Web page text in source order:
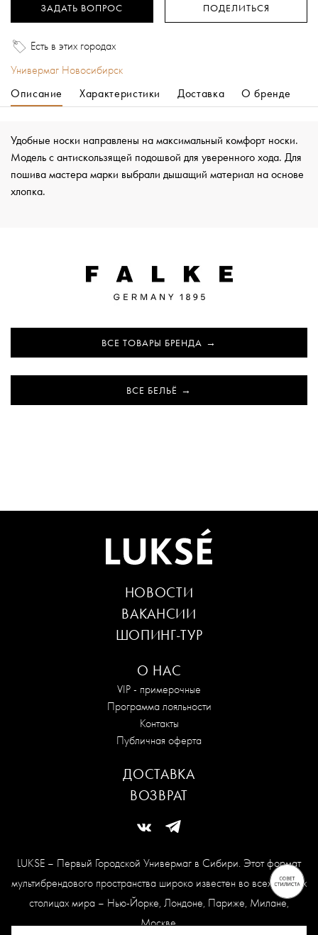
ЗАДАТЬ ВОПРОС ПОДЕЛИТЬСЯ
Есть в этих городах
Универмаг Новосибирск
Описание
Характеристики Доставка О бренде
Удобные носки направлены на максимальный комфорт носки.
Модель с антискользящей подошвой для уверенного хода. Для
пошива мастера марки выбрали дышащий материал на основе
хлопка.
ВСЕ ТОВАРЫ БРЕНДА
ВСЕ БЕЛЬЁ
LUKSE – Первый Городской Универмаг в Сибири. Этот формат
мультибрендового пространства широко известен во всех модных
столицах мира – Нью-Йорке, Лондоне, Париже, Милане,
Москве.
О НАС
VIP - примерочные
Программа лояльности
Контакты
Публичная оферта
НОВОСТИ
ВАКАНСИИ
ШОПИНГ-ТУР
ДОСТАВКА
ВОЗВРАТ